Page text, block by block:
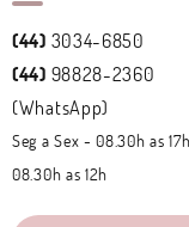
(44) 3034-6850
(44) 98828-2360
(WhatsApp)
Seg a Sex - 08.30h as
08.30h as 12h